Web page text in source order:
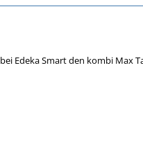
Edeka Smart den kombi Max